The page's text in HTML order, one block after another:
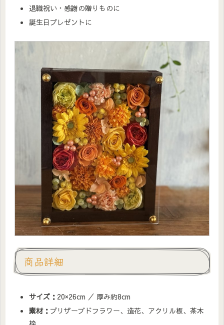
退職祝い・感謝の贈りものに
誕生日プレゼントに
商品詳細
サイズ： 20×26cm ／ 厚み約8cm
素材： プリザーブドフラワー、造花、アクリル板、茶木
枠